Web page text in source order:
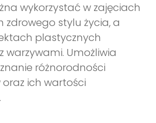
wykorzystać w zajęciach
stylu życia, a
plastycznych
warzywami. Umożliwia
różnorodności
oraz ich wartości